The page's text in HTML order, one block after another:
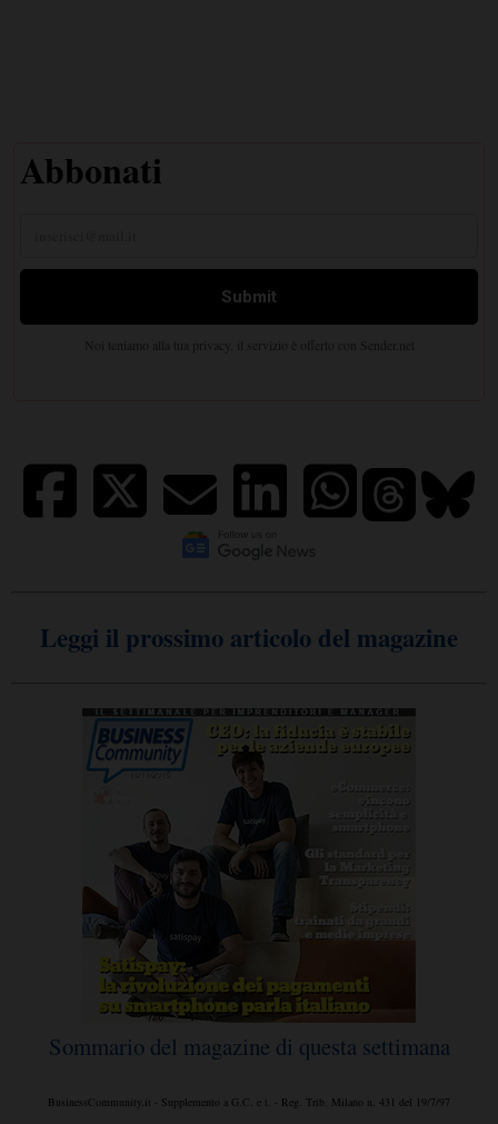
Leggi il prossimo articolo del magazine
Sommario del magazine di questa settimana
BusinessCommunity.it - Supplemento a G.C. e t. - Reg. Trib. Milano n. 431 del 19/7/97